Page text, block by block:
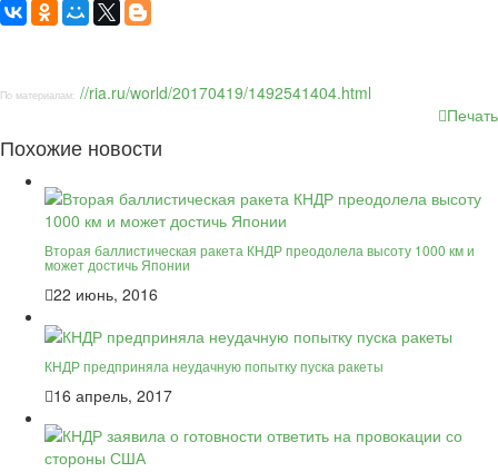
По материалам: //ria.ru/world/20170419/1492541404.html
Печать
Похожие новости
Вторая баллистическая ракета КНДР преодолела высоту 1000 км и
может достичь Японии
22 июнь, 2016
КНДР предприняла неудачную попытку пуска ракеты
16 апрель, 2017